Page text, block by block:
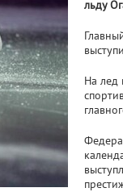
льду
На лед